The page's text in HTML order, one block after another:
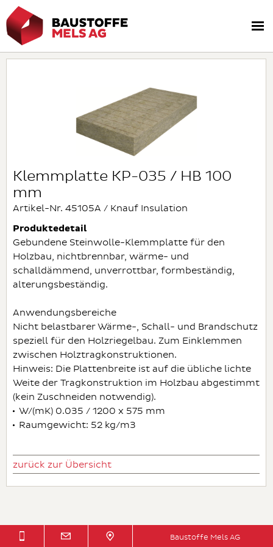
Klemmplatte KP-035 / HB 100
mm
Artikel-Nr. 45105A / Knauf Insulation
Produktedetail
Gebundene Steinwolle-Klemmplatte für den
Holzbau, nichtbrennbar, wärme- und
schalldämmend, unverrottbar, formbeständig,
alterungsbeständig.
Anwendungsbereiche
Nicht belastbarer Wärme-, Schall- und Brandschutz
speziell für den Holzriegelbau. Zum Einklemmen
zwischen Holztragkonstruktionen.
Hinweis: Die Plattenbreite ist auf die übliche lichte
Weite der Tragkonstruktion im Holzbau abgestimmt
(kein Zuschneiden notwendig).
W/(mK) 0.035 / 1200 x 575 mm
Raumgewicht: 52 kg/m3
zurück zur Übersicht
Baustoffe Mels AG